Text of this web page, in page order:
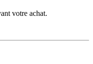
votre achat.